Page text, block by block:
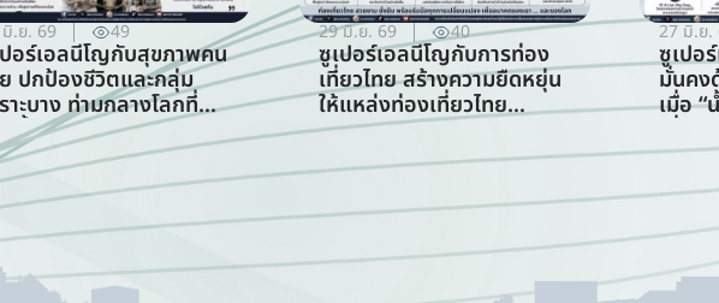
.ย. 69 49
อร์เอลนีโญกับสุขภาพคน
ปกป้องชีวิตและกลุ่ม
าะบาง ท่ามกลางโลกที่
นขึ้น (สาขาสาธารณสุข)
29 มิ.ย. 69 40
ซูเปอร์เอลนีโญกับการท่อง
เที่ยวไทย สร้างความยืดหยุ่น
ให้แหล่งท่องเที่ยวไทย
ท่ามกลางความท้าทายจาก
สภาพภูมิอากาศ (สาขาการ
ท่องเที่ยว)
27 มิ.ย.
ซูเปอ
มั่นคง
เมื่อ “
เสี่ย
ต้องร่
ทรัพ